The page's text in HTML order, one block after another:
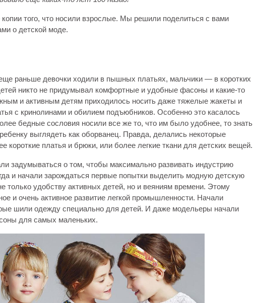
того, что носили взрослые. Мы решили поделиться с вами
о детской моде.
раньше девочки ходили в пышных платьях, мальчики — в коротких
никто не придумывал комфортные и удобные фасоны и какие-то
и активным детям приходилось носить даже тяжелые жакеты и
с кринолинами и обилием подъюбников. Особенно это касалось
бедные сословия носили все же то, что им было удобнее, то знать
выглядеть как оборванец. Правда, делались некоторые
короткие платья и брюки, или более легкие ткани для детских вещей.
задумываться о том, чтобы максимально развивать индустрию
и начали зарождаться первые попытки выделить модную детскую
только удобству активных детей, но и веяниям времени. Этому
и очень активное развитие легкой промышленности. Начали
шили одежду специально для детей. И даже модельеры начали
для самых маленьких.